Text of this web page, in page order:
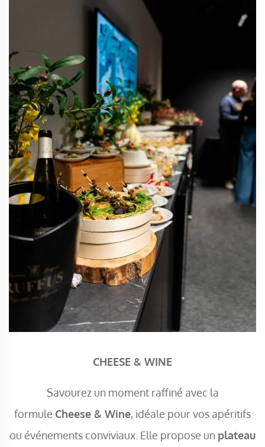
CHEESE & WINE
Savourez un moment raffiné avec la
formule Cheese & Wine, idéale pour vos apéritifs
ou événements conviviaux. Elle propose un plateau